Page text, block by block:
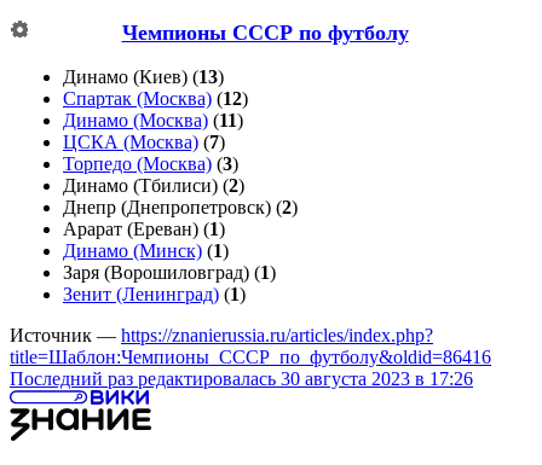
Чемпионы СССР по футболу
Динамо (Киев) (13)
Спартак (Москва) (12)
Динамо (Москва) (11)
ЦСКА (Москва) (7)
Торпедо (Москва) (3)
Динамо (Тбилиси) (2)
Днепр (Днепропетровск) (2)
Арарат (Ереван) (1)
Динамо (Минск) (1)
Заря (Ворошиловград) (1)
Зенит (Ленинград) (1)
Источник — https://znanierussia.ru/articles/index.php?
title=Шаблон:Чемпионы_СССР_по_футболу&oldid=86416
Последний раз редактировалась 30 августа 2023 в 17:26